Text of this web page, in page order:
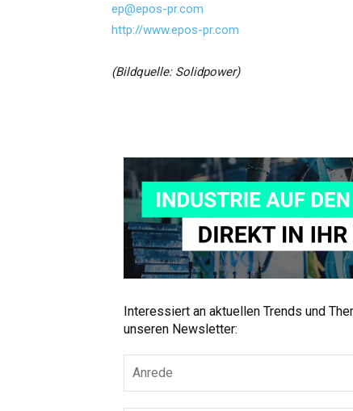
ep@epos-pr.com
http://www.epos-pr.com
(Bildquelle: Solidpower)
Interessiert an aktuellen Trends und
unseren Newsletter: